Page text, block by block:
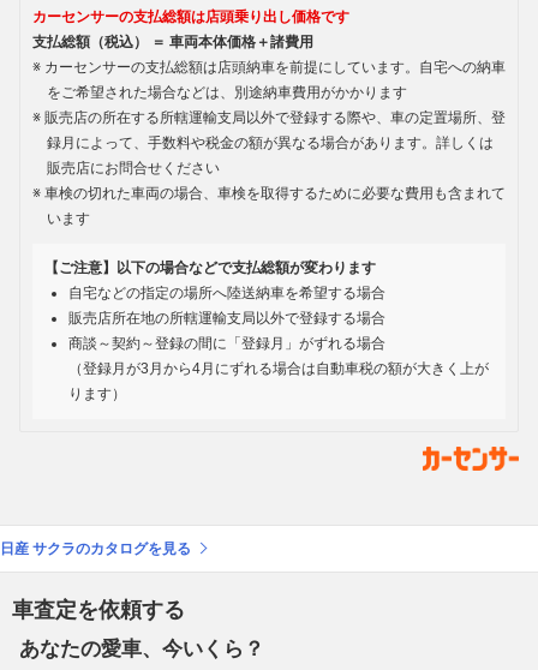
カーセンサーの支払総額は店頭乗り出し価格です
支払総額（税込） ＝ 車両本体価格＋諸費用
カーセンサーの支払総額は店頭納車を前提にしています。自宅への納車
をご希望された場合などは、別途納車費用がかかります
販売店の所在する所轄運輸支局以外で登録する際や、車の定置場所、登
録月によって、手数料や税金の額が異なる場合があります。詳しくは
販売店にお問合せください
車検の切れた車両の場合、車検を取得するために必要な費用も含まれて
います
【ご注意】以下の場合などで支払総額が変わります
自宅などの指定の場所へ陸送納車を希望する場合
販売店所在地の所轄運輸支局以外で登録する場合
商談～契約～登録の間に「登録月」がずれる場合
（登録月が3月から4月にずれる場合は自動車税の額が大きく上が
ります）
日産 サクラのカタログを見る
車査定を依頼する
あなたの愛車、今いくら？